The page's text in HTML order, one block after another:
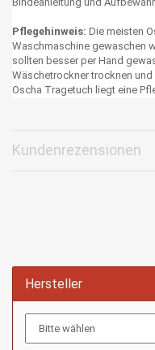
Pflegehinweis: Die meisten
Waschmaschine gewaschen
sollten besser per Hand
Wäschetrockner trocknen
Oscha Tragetuch liegt eine
Kundenrezensionen
Hersteller